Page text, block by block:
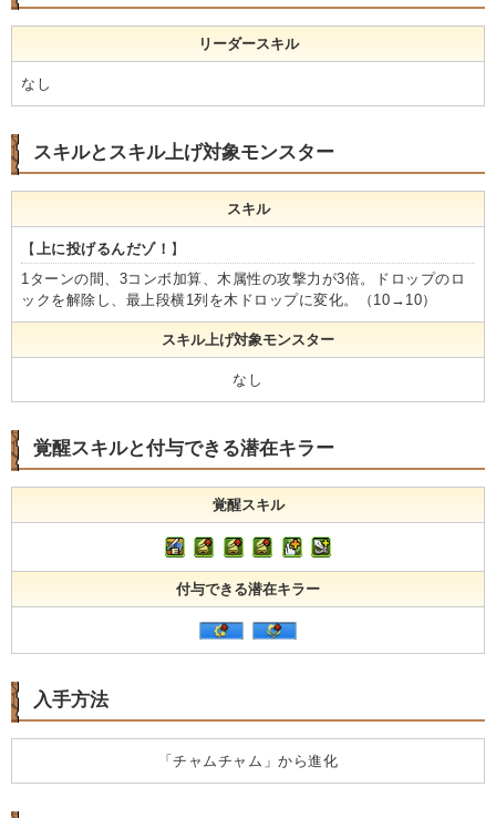
リーダースキル
なし
スキルとスキル上げ対象モンスター
スキル
【 上に投げるんだゾ！ 】
1ターンの間、3コンボ加算、木属性の攻撃力が3倍。ドロップのロ
ックを解除し、最上段横1列を木ドロップに変化。（10→10）
スキル上げ対象モンスター
なし
覚醒スキルと付与できる潜在キラー
覚醒スキル
付与できる潜在キラー
入手方法
「チャムチャム」から進化